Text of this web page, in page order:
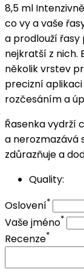
8,5 ml
co vy a vaše
a prodlouží
nejkratší z nich.
několik vrstev
precizní
rozčesáním a
Řasenka vydrží
a nerozmazává
zdůrazňuje a
Quality:
Oslovení*
Vaše jméno*
Recenze*